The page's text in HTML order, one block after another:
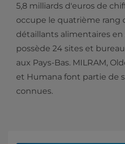
5,8 milliards d'euros de
occupe le quatrième rang
détaillants alimentaires en
possède 24 sites et
aux Pays-Bas. MILRAM,
et Humana font partie de
connues.